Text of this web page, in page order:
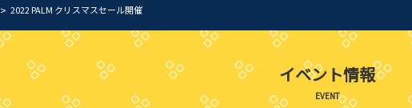
2022 PALM クリスマスセール開催
イベント情報
EVENT